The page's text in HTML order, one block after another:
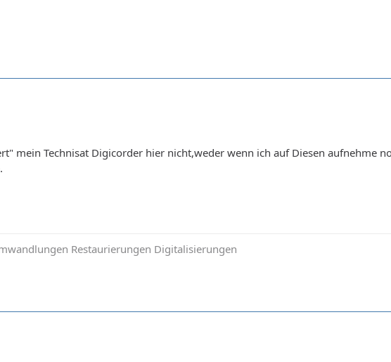
mein Technisat Digicorder hier nicht,weder wenn ich auf Diesen aufnehme
Restaurierungen Digitalisierungen